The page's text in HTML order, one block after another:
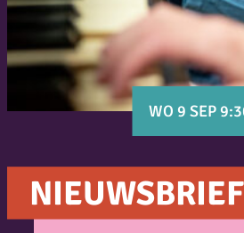
WO 9 SEP
NIEUWSBRIEF